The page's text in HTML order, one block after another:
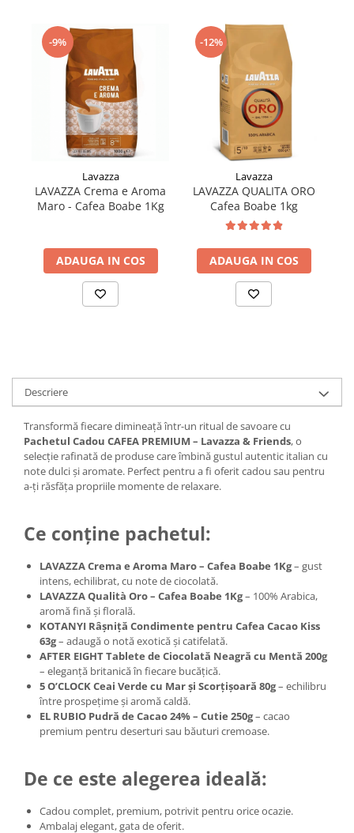
-9%
Lavazza
LAVAZZA Crema e Aroma
Maro - Cafea Boabe 1Kg
ADAUGA IN COS
-12%
Lavazza
LAVAZZA QUALITA ORO
Cafea Boabe 1kg
ADAUGA IN COS
Descriere
Transformă fiecare dimineață într-un ritual de savoare cu
Pachetul Cadou CAFEA PREMIUM – Lavazza & Friends, o
selecție rafinată de produse care îmbină gustul autentic italian cu
note dulci și aromate. Perfect pentru a fi oferit cadou sau pentru
a-ți răsfăța propriile momente de relaxare.
Ce conține pachetul:
LAVAZZA Crema e Aroma Maro – Cafea Boabe 1Kg– gust
intens, echilibrat, cu note de ciocolată.
LAVAZZA Qualità Oro – Cafea Boabe 1Kg– 100% Arabica,
aromă fină și florală.
KOTANYI Râșniță Condimente pentru Cafea Cacao Kiss
63g– adaugă o notă exotică și catifelată.
AFTER EIGHT Tablete de Ciocolată Neagră cu Mentă 200g
– eleganță britanică în fiecare bucățică.
5 O’CLOCK Ceai Verde cu Mar și Scorțișoară 80g– echilibru
între prospețime și aromă caldă.
EL RUBIO Pudră de Cacao 24% – Cutie 250g– cacao
premium pentru deserturi sau băuturi cremoase.
De ce este alegerea ideală:
Cadou complet, premium, potrivit pentru orice ocazie.
Ambalaj elegant, gata de oferit.